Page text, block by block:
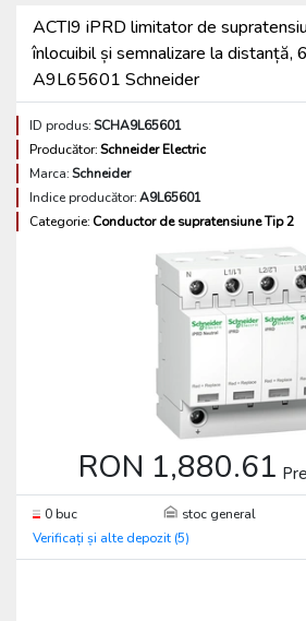
ACTI9 iPRD limitator de
înlocuibil și semnalizare la
A9L65601 Schneider
ID produs:SCHA9L65601
Producător:Schneider Electric
Marca:Schneider
Indice producător:A9L65601
Categorie: Conductor de supratensiune Tip 2
RON 1,880.61
0 buc
stoc general
Verificați și alte depozit (5)